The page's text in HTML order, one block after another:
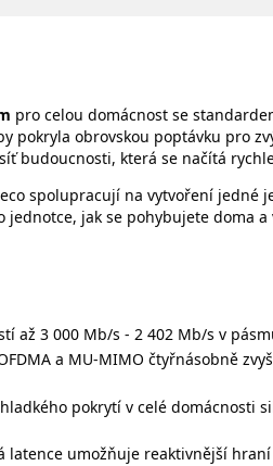
pro celou domácnost se
pokryla obrovskou poptávku pro
budoucnosti, která se načítá
spolupracují na vytvoření jedné
jak se pohybujete doma
až 3 000 Mb/s - 2 402 Mb/s v
a MU-MIMO čtyřnásobně
pokrytí v celé domácnosti
latence umožňuje reaktivnější